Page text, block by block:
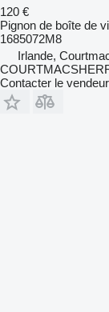
120 €
Pignon de boîte de
1685072M8
Irlande,
Contacter le vendeur